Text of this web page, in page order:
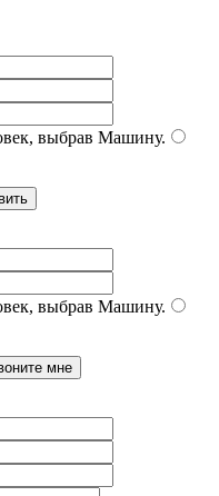
выбрав Машину.
выбрав Машину.